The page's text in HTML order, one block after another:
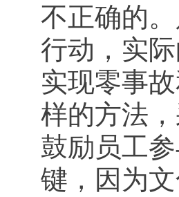
不正确的
行动，实
实现零事
样的方法
鼓励员工
键，因为